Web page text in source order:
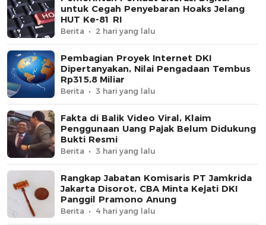
untuk Cegah Penyebaran Hoaks Jelang
HUT Ke-81 RI
Berita 2 hari yang lalu
Pembagian Proyek Internet DKI
Dipertanyakan, Nilai Pengadaan Tembus
Rp315,8 Miliar
Berita 3 hari yang lalu
Fakta di Balik Video Viral, Klaim
Penggunaan Uang Pajak Belum Didukung
Bukti Resmi
Berita 3 hari yang lalu
Rangkap Jabatan Komisaris PT Jamkrida
Jakarta Disorot, CBA Minta Kejati DKI
Panggil Pramono Anung
Berita 4 hari yang lalu